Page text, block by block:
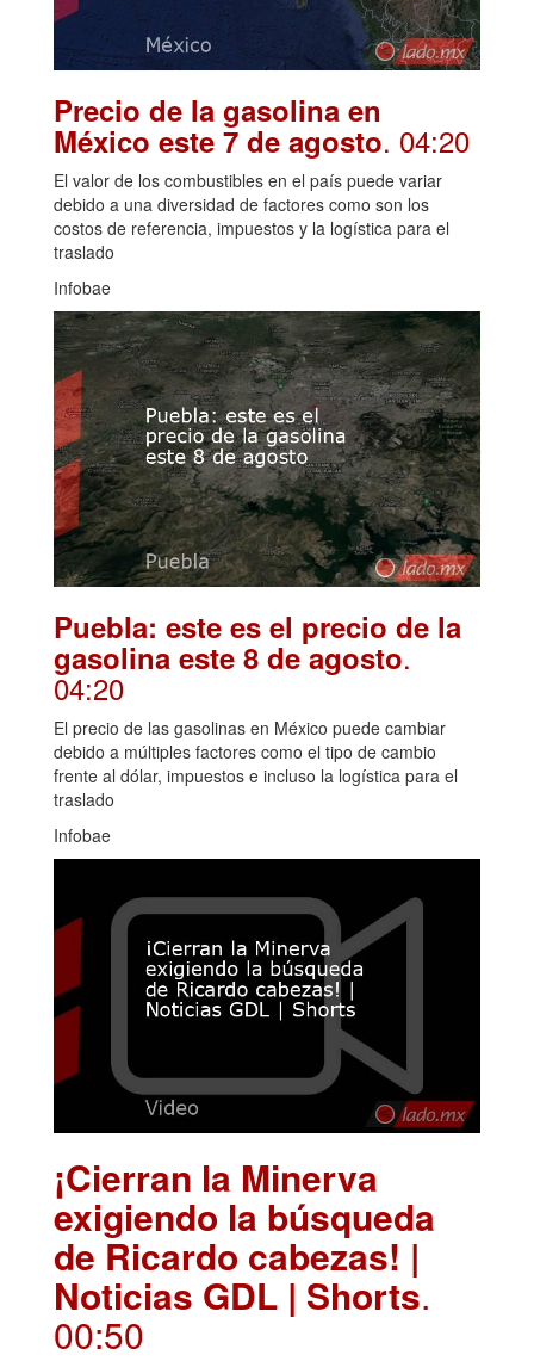
Precio de la gasolina en
México este 7 de agosto. 04:20
El valor de los combustibles en el país puede variar
debido a una diversidad de factores como son los
costos de referencia, impuestos y la logística para el
traslado
Infobae
Puebla: este es el precio de la
gasolina este 8 de agosto.
04:20
El precio de las gasolinas en México puede cambiar
debido a múltiples factores como el tipo de cambio
frente al dólar, impuestos e incluso la logística para el
traslado
Infobae
¡Cierran la Minerva
exigiendo la búsqueda
de Ricardo cabezas! |
Noticias GDL | Shorts.
00:50